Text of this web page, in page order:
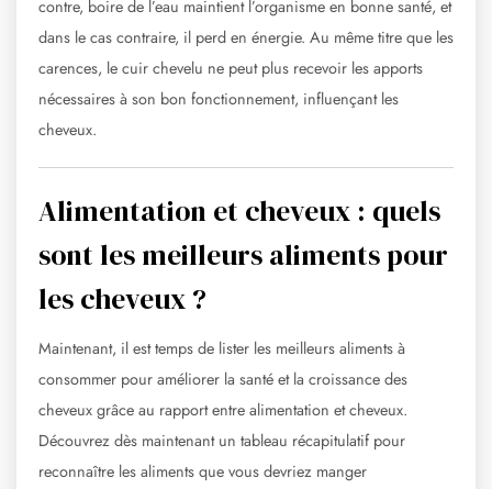
contre, boire de l’eau maintient l’organisme en bonne santé, et
dans le cas contraire, il perd en énergie. Au même titre que les
carences, le cuir chevelu ne peut plus recevoir les apports
nécessaires à son bon fonctionnement, influençant les
cheveux.
Alimentation et cheveux : quels
sont les meilleurs aliments pour
les cheveux ?
Maintenant, il est temps de lister les meilleurs aliments à
consommer pour améliorer la santé et la croissance des
cheveux grâce au rapport entre alimentation et cheveux.
Découvrez dès maintenant un tableau récapitulatif pour
reconnaître les aliments que vous devriez manger